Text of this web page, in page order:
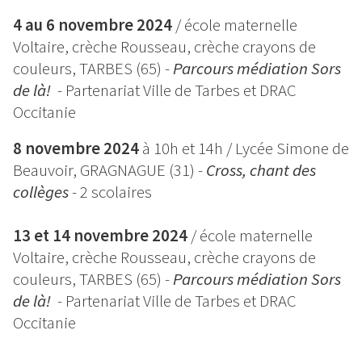
4 au 6 novembre 2024/ école maternelle
Voltaire, crèche Rousseau, crèche crayons de
couleurs, TARBES (65) -Parcours médiation Sors
de là! - Partenariat Ville de Tarbes et DRAC
Occitanie
8 novembre 2024à 10h et 14h / Lycée Simone de
Beauvoir, GRAGNAGUE (31) -Cross, chant des
collèges- 2 scolaires
13 et 14 novembre 2024/ école maternelle
Voltaire, crèche Rousseau, crèche crayons de
couleurs, TARBES (65) -Parcours médiation Sors
de là! - Partenariat Ville de Tarbes et DRAC
Occitanie